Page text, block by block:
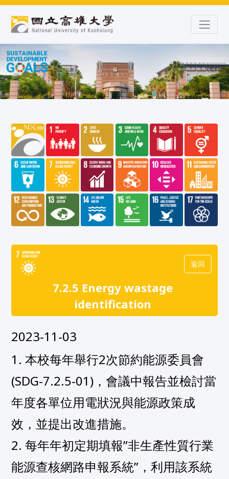
7.2.5 Energy wastage
identification
返回
2023-11-03
1. 本校每年舉行2次節約能源委員會
(SDG-7.2.5-01)，會議中報告並檢討當
年度各單位用電狀況與能源政策成
效，並提出改進措施。
2. 每年年初定期填報”非生產性質行業
能源查核網路申報系統”，利用該系統